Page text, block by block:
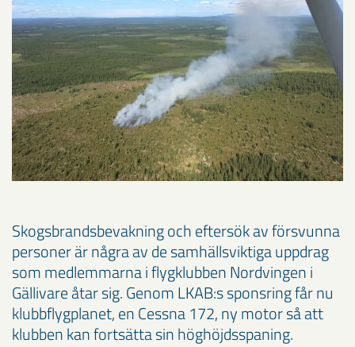
Skogsbrandsbevakning och eftersök av försvunna
personer är några av de samhällsviktiga uppdrag
som medlemmarna i flygklubben Nordvingen i
Gällivare åtar sig. Genom LKAB:s sponsring får nu
klubbflygplanet, en Cessna 172, ny motor så att
klubben kan fortsätta sin höghöjdsspaning.